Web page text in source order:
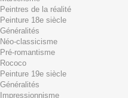
Panier (vide)
Aucun produit
0,01€ dès 29€ d'achat
0,00 € Total
Commander
Peintres de la réalité
Peinture 18e siècle
Généralités
Néo-classicisme
Pré-romantisme
Rococo
Peinture 19e siècle
Généralités
Impressionnisme